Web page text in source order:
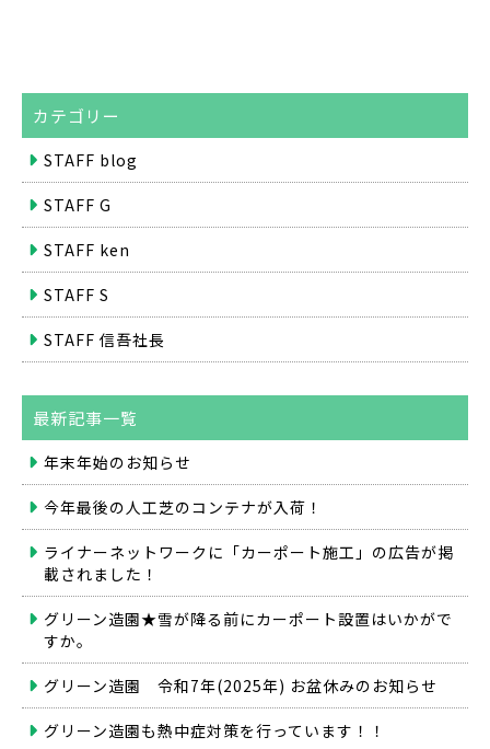
カテゴリー
STAFF blog
STAFF G
STAFF ken
STAFF S
STAFF 信吾社長
最新記事一覧
年末年始のお知らせ
今年最後の人工芝のコンテナが入荷！
ライナーネットワークに「カーポート施工」の広告が掲
載されました！
グリーン造園★雪が降る前にカーポート設置はいかがで
すか。
グリーン造園 令和7年(2025年) お盆休みのお知らせ
グリーン造園も熱中症対策を行っています！！